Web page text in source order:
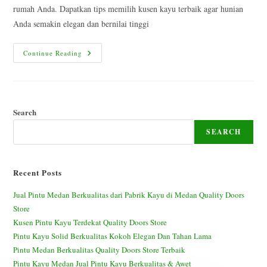
rumah Anda. Dapatkan tips memilih kusen kayu terbaik agar hunian
Anda semakin elegan dan bernilai tinggi
Continue Reading Kusen
Kayu
Search
SEARCH
Recent Posts
Jual Pintu Medan Berkualitas dari Pabrik Kayu di Medan Quality Doors
Store
Kusen Pintu Kayu Terdekat Quality Doors Store
Pintu Kayu Solid Berkualitas Kokoh Elegan Dan Tahan Lama
Pintu Medan Berkualitas Quality Doors Store Terbaik
Pintu Kayu Medan Jual Pintu Kayu Berkualitas & Awet